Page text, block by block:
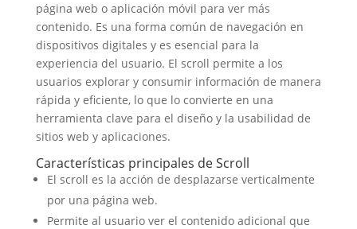
página web o aplicación móvil para ver más
contenido. Es una forma común de navegación en
dispositivos digitales y es esencial para la
experiencia del usuario. El scroll permite a los
usuarios explorar y consumir información de manera
rápida y eficiente, lo que lo convierte en una
herramienta clave para el diseño y la usabilidad de
sitios web y aplicaciones.
Características principales de Scroll
El scroll es la acción de desplazarse verticalmente
por una página web.
Permite al usuario ver el contenido adicional que